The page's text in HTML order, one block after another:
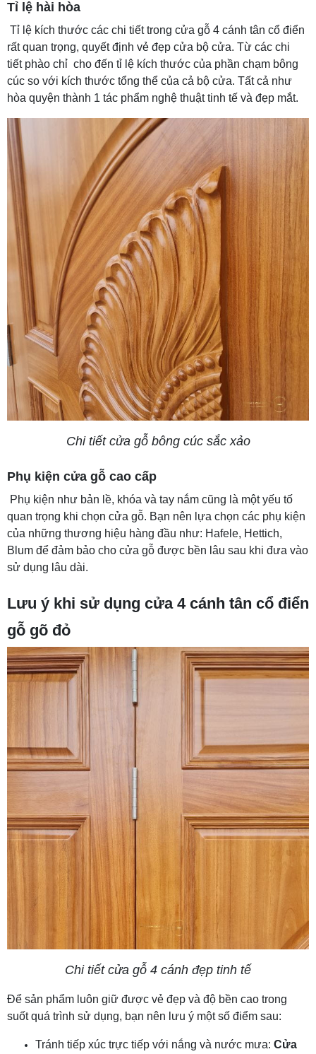
Tỉ lệ hài hòa
Tỉ lệ kích thước các chi tiết trong cửa gỗ 4 cánh tân cổ điển
rất quan trọng, quyết định vẻ đẹp cửa bộ cửa. Từ các chi
tiết phào chỉ cho đến tỉ lệ kích thước của phần chạm bông
cúc so với kích thước tổng thể của cả bộ cửa. Tất cả như
hòa quyện thành 1 tác phẩm nghệ thuật tinh tế và đẹp mắt.
Chi tiết cửa gỗ bông cúc sắc xảo
Phụ kiện cửa gỗ cao cấp
Phụ kiện như bản lề, khóa và tay nắm cũng là một yếu tố
quan trọng khi chọn cửa gỗ. Bạn nên lựa chọn các phụ kiện
của những thương hiệu hàng đầu như: Hafele, Hettich,
Blum để đảm bảo cho cửa gỗ được bền lâu sau khi đưa vào
sử dụng lâu dài.
Lưu ý khi sử dụng cửa 4 cánh tân cổ điển
gỗ gõ đỏ
Chi tiết cửa gỗ 4 cánh đẹp tinh tế
Để sản phẩm luôn giữ được vẻ đẹp và độ bền cao trong
suốt quá trình sử dụng, bạn nên lưu ý một số điểm sau:
Tránh tiếp xúc trực tiếp với nắng và nước mưa: Cửa